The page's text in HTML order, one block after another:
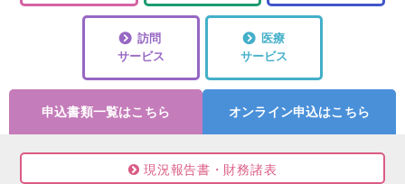
申込書類一覧はこちら オンライン申込はこちら
訪問
サービス
医療
サービス
現況報告書・財務諸表